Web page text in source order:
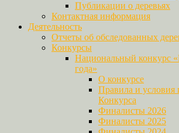
Публикации о деревьях
Контактная информация
Деятельность
Отчеты об обследованных
Конкурсы
Национальный конкурс
года»
О конкурсе
Правила и условия
Конкурса
Финалисты 2026
Финалисты 2025